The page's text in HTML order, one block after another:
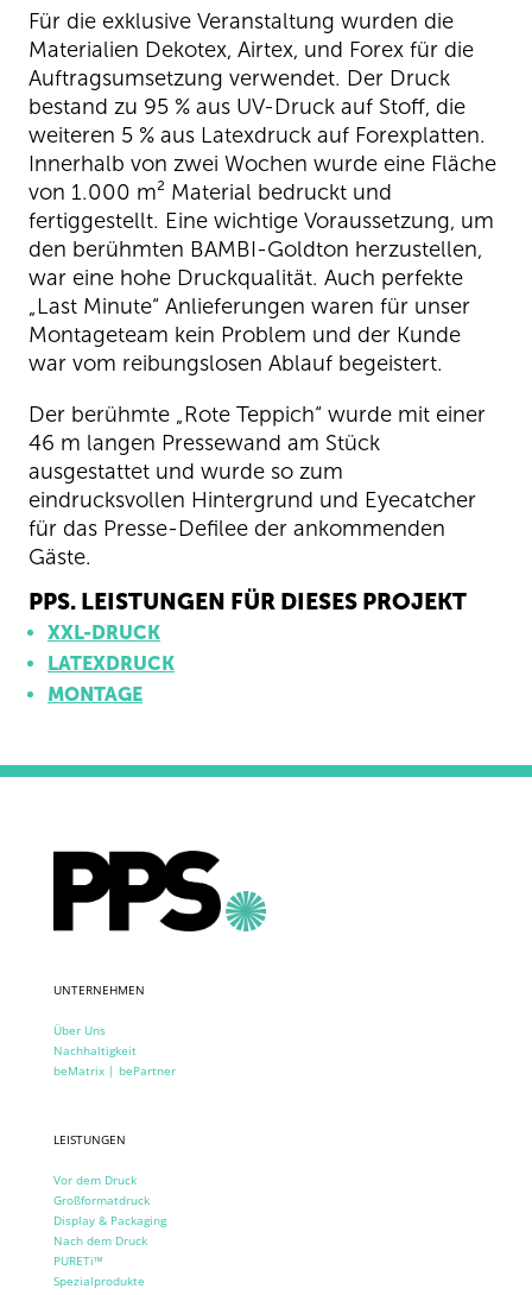
Für die exklusive Veranstaltung wurden die
Materialien Dekotex, Airtex, und Forex für die
Auftragsumsetzung verwendet. Der Druck
bestand zu 95 % aus UV-Druck auf Stoff, die
weiteren 5 % aus Latexdruck auf Forexplatten.
Innerhalb von zwei Wochen wurde eine Fläche
von 1.000 m² Material bedruckt und
fertiggestellt. Eine wichtige Voraussetzung, um
den berühmten BAMBI-Goldton herzustellen,
war eine hohe Druckqualität. Auch perfekte
„Last Minute“ Anlieferungen waren für unser
Montageteam kein Problem und der Kunde
war vom reibungslosen Ablauf begeistert.
Der berühmte „Rote Teppich“ wurde mit einer
46 m langen Pressewand am Stück
ausgestattet und wurde so zum
eindrucksvollen Hintergrund und Eyecatcher
für das Presse-Defilee der ankommenden
Gäste.
PPS. LEISTUNGEN FÜR DIESES PROJEKT
XXL-DRUCK
LATEXDRUCK
MONTAGE
UNTERNEHMEN
Über Uns
Nachhaltigkeit
beMatrix | bePartner
LEISTUNGEN
Vor dem Druck
Großformatdruck
Display & Packaging
Nach dem Druck
PURETi™
Spezialprodukte